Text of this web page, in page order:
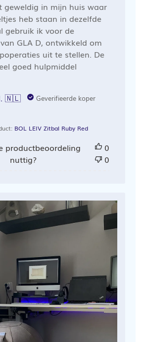
geweldig in mijn huis waar
heb staan in dezelfde
gebruik ik voor de
GLA D, ontwikkeld om
uit te stellen. De
goed hulpmiddel
🇳🇱
Geverifieerde koper
BOL LEIV Zitbal Ruby Red
productbeoordeling
nuttig?
0
0